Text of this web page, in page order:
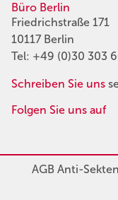
Büro Berlin
Friedrichstraße 171
10117 Berlin
Tel: +49 (0)30 303
Schreiben Sie uns
Folgen Sie uns auf
AGBAnti-